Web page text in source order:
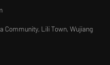
Community, Lili Town, Wujiang